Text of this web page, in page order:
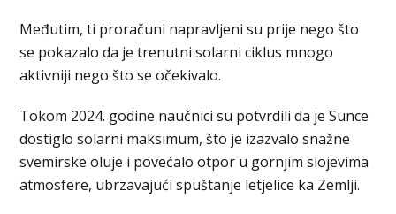
Međutim, ti proračuni napravljeni su prije nego što
se pokazalo da je trenutni solarni ciklus mnogo
aktivniji nego što se očekivalo.
Tokom 2024. godine naučnici su potvrdili da je Sunce
dostiglo solarni maksimum, što je izazvalo snažne
svemirske oluje i povećalo otpor u gornjim slojevima
atmosfere, ubrzavajući spuštanje letjelice ka Zemlji.